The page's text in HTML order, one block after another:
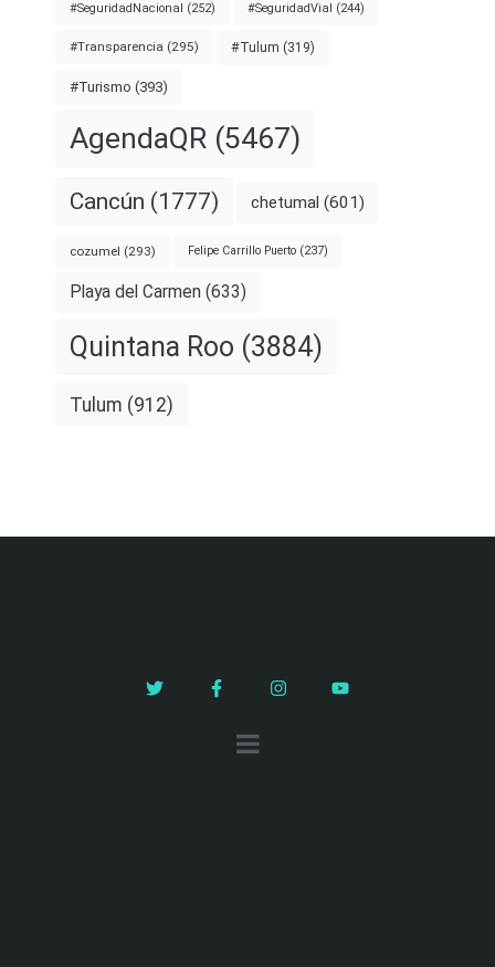
#SeguridadNacional (252) #SeguridadVial (244)
#Transparencia (295) #Tulum (319)
#Turismo (393)
AgendaQR (5467)
Cancún (1777) chetumal (601)
cozumel (293) Felipe Carrillo Puerto (237)
Playa del Carmen (633)
Quintana Roo (3884)
Tulum (912)